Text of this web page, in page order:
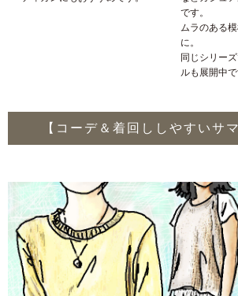
です。
ムラのある
に。
同じシリー
ルも展開中で
【コーデ＆着回ししやすいサ